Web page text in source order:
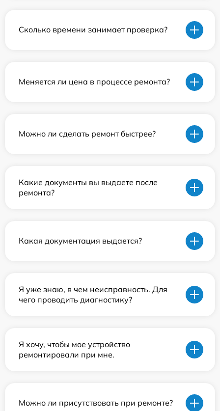
Сколько времени занимает проверка?
Меняется ли цена в процессе ремонта?
Можно ли сделать ремонт быстрее?
Какие документы вы выдаете после
ремонта?
Какая документация выдается?
Я уже знаю, в чем неисправность. Для
чего проводить диагностику?
Я хочу, чтобы мое устройство
ремонтировали при мне.
Можно ли присутствовать при ремонте?